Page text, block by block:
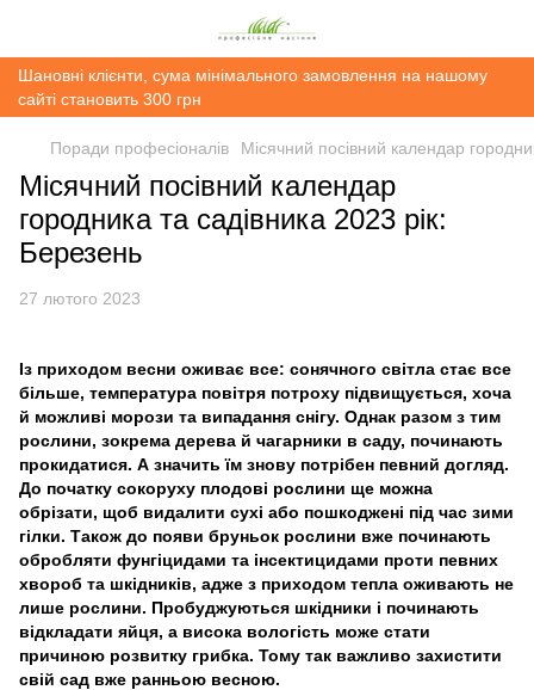
Шановні клієнти, сума мінімального замовлення на нашому
сайті становить 300 грн
Поради професіоналів Місячний посівний календар
Місячний посівний календар
городника та садівника 2023 рік:
Березень
27 лютого 2023
Із приходом весни оживає все: сонячного світла стає все
більше, температура повітря потроху підвищується, хоча
й можливі морози та випадання снігу. Однак разом з тим
рослини, зокрема дерева й чагарники в саду, починають
прокидатися. А значить їм знову потрібен певний догляд.
До початку сокоруху плодові рослини ще можна
обрізати, щоб видалити сухі або пошкоджені під час зими
гілки. Також до появи бруньок рослини вже починають
обробляти фунгіцидами та інсектицидами проти певних
хвороб та шкідників, адже з приходом тепла оживають не
лише рослини. Пробуджуються шкідники і починають
відкладати яйця, а висока вологість може стати
причиною розвитку грибка. Тому так важливо захистити
свій сад вже ранньою весною.